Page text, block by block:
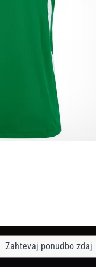
Zahtevaj ponudbo zdaj